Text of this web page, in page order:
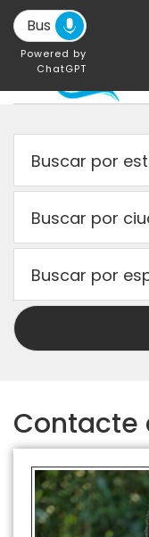
Powered by
ChatGPT
Contacte